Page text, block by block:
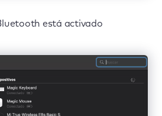
está activado